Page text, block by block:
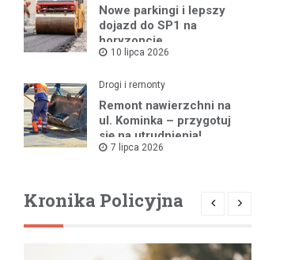
Nowe parkingi i lepszy
dojazd do SP1 na
horyzoncie
10 lipca 2026
Drogi i remonty
Remont nawierzchni na
ul. Kominka – przygotuj
się na utrudnienia!
7 lipca 2026
Kronika Policyjna